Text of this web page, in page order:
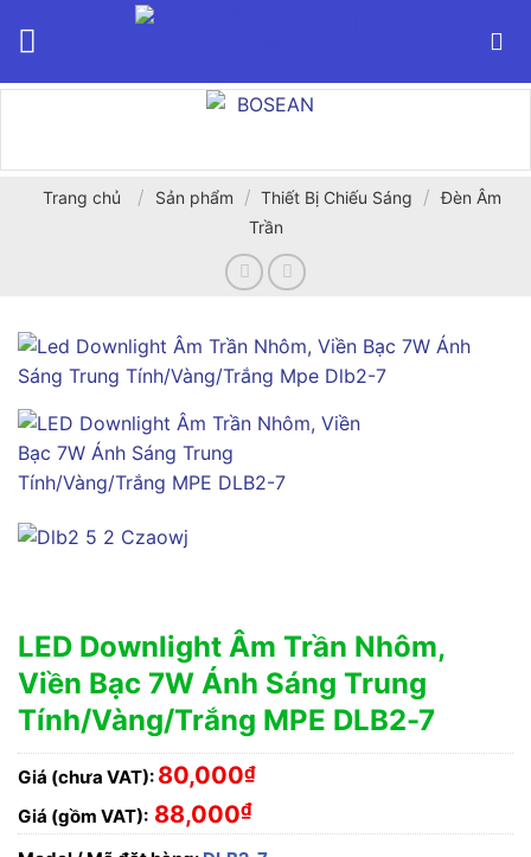
Trang chủ / Sản phẩm / Thiết Bị Chiếu Sáng / Đèn Âm
Trần
LED Downlight Âm Trần Nhôm,
Viền Bạc 7W Ánh Sáng Trung
Tính/Vàng/Trắng MPE DLB2-7
Giá (chưa VAT): 80,000₫
Giá (gồm VAT): 88,000₫